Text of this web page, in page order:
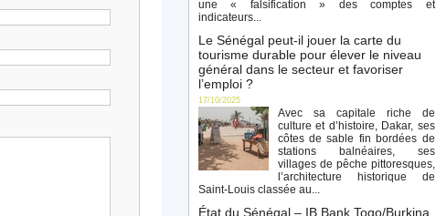
une « falsification » des comptes et
indicateurs...
Le Sénégal peut-il jouer la carte du
tourisme durable pour élever le niveau
général dans le secteur et favoriser
l’emploi ?
17/10/2025
Avec sa capitale riche de
culture et d’histoire, Dakar, ses
côtes de sable fin bordées de
stations balnéaires, ses
villages de pêche pittoresques,
l’architecture historique de
Saint-Louis classée au...
État du Sénégal – IB Bank Togo/Burkina